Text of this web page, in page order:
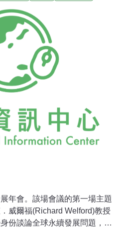
協定，適度調整製程的規範設
態度，所以，這種概念在根本
或是一般民眾看待所謂(事業)
調沒有廢棄物這東西，只有如
動以減少廢棄物外溢的理想。
在工業區的執行面，為何許多
的生態工業園區，均不敢真正
本減少廢棄物外溢的可能？我
年會。該場會議的第一場主題
威爾福(Richard Welford)教授
份談論全球永續發展問題，立